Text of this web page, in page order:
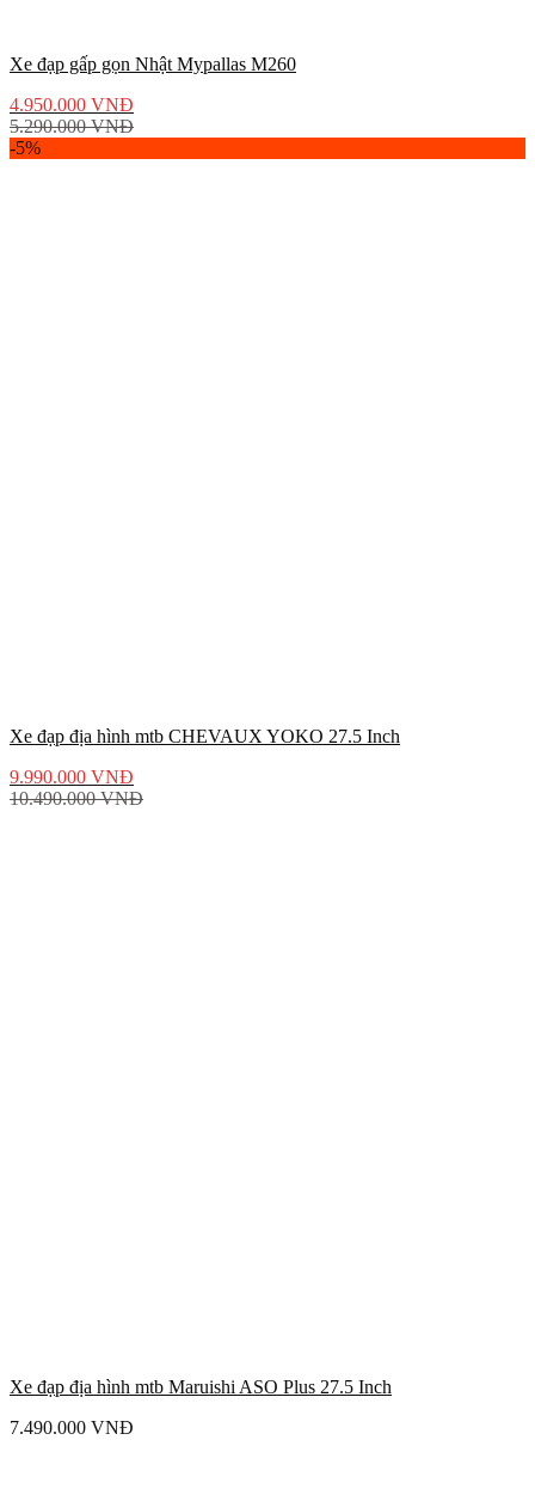
Xe đạp gấp gọn Nhật Mypallas M260
4.950.000 VNĐ
5.290.000VNĐ
-5%
Xe đạp địa hình mtb CHEVAUX YOKO 27.5 Inch
9.990.000 VNĐ
10.490.000VNĐ
Xe đạp địa hình mtb Maruishi ASO Plus 27.5 Inch
7.490.000 VNĐ